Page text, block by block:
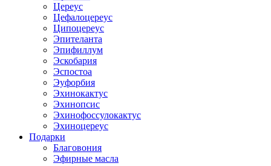
Цереус
Цефалоцереус
Ципоцереус
Эпителанта
Эпифиллум
Эскобария
Эспостоа
Эуфорбия
Эхинокактус
Эхинопсис
Эхинофоссулокактус
Эхиноцереус
Подарки
Благовония
Эфирные масла